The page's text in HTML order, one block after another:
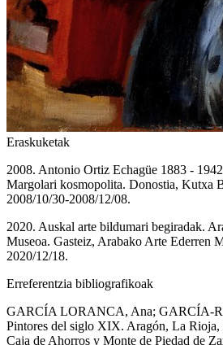
Eraskuketak
2008. Antonio Ortiz Echagüe 1883 -
Margolari kosmopolita. Donostia, Kutxa
2008/10/30-2008/12/08.
2020. Auskal arte bildumari begiradak.
Museoa. Gasteiz, Arabako Arte Ederren
2020/12/18.
Erreferentzia bibliografikoak
GARCÍA LORANCA, Ana; GARCÍA-
Pintores del siglo XIX. Aragón, La Rioja,
Caja de Ahorros y Monte de Piedad de